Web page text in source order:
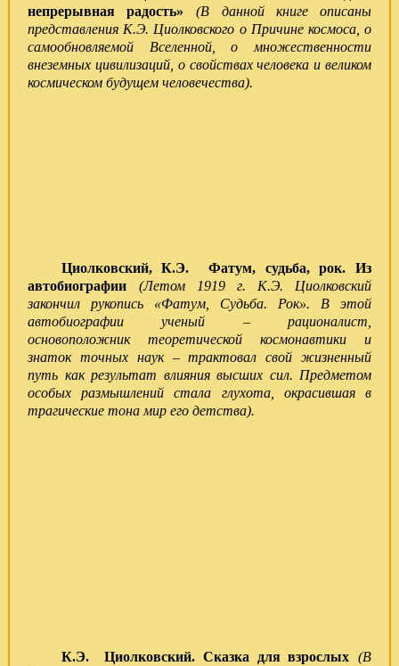
непрерывная радость»
(В данной книге описаны
представления К.Э. Циолковского о Причине космоса, о
самообновляемой Вселенной, о множественности
внеземных цивилизаций, о свойствах человека и великом
космическом будущем человечества).
Циолковский, К.Э. Фатум, судьба, рок. Из
автобиографии
(Летом 1919 г. К.Э. Циолковский
закончил рукопись «Фатум, Судьба. Рок». В этой
автобиографии ученый – рационалист,
основоположник теоретической кос­монавтики и
знаток точных наук – трактовал свой жизненный
путь как результат влияния высших сил. Предметом
особых размышлений стала глухота, окрасившая в
трагические тона мир его детства).
К.Э. Циолковский. Сказка для взрослых (В